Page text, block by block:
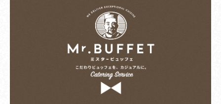
テキストテキストテキストテキスト テキストテ
ストテキストテキスト